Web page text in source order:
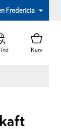
Fredericia
ind Kurv